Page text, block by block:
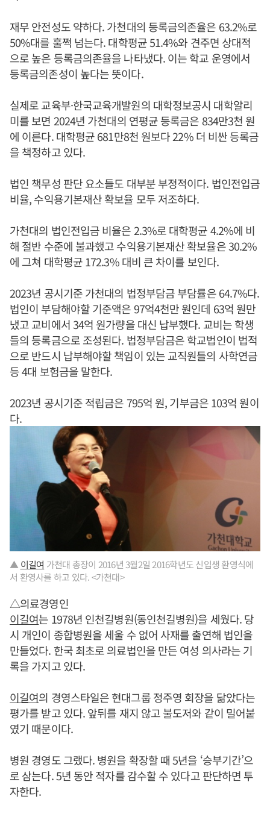
재무 안전성도 약하다. 가천대의 등록금의존율은 63.2%로
50%대를 훌쩍 넘는다. 대학평균 51.4%와 견주면 상대적
으로 높은 등록금의존율을 나타냈다. 이는 학교 운영에서
등록금의존성이 높다는 뜻이다.
실제로 교육부·한국교육개발원의 대학정보공시 대학알리
미를 보면 2024년 가천대의 연평균 등록금은 834만3천 원
에 이른다. 대학평균 681만8천 원보다 22% 더 비싼 등록금
을 책정하고 있다.
법인 책무성 판단 요소들도 대부분 부정적이다. 법인전입금
비율, 수익용기본재산 확보율 모두 저조하다.
가천대의 법인전입금 비율은 2.3%로 대학평균 4.2%에 비
해 절반 수준에 불과했고 수익용기본재산 확보율은 30.2%
에 그쳐 대학평균 172.3% 대비 큰 차이를 보인다.
2023년 공시기준 가천대의 법정부담금 부담률은 64.7%다.
법인이 부담해야할 기준액은 97억4천만 원인데 63억 원만
냈고 교비에서 34억 원가량을 대신 납부했다. 교비는 학생
들의 등록금으로 조성된다. 법정부담금은 학교법인이 법적
으로 반드시 납부해야할 책임이 있는 교직원들의 사학연금
등 4대 보험금을 말한다.
2023년 공시기준 적립금은 795억 원, 기부금은 103억 원이
다.
▲ 이길여 가천대 총장이 2016년 3월2일 2016학년도 신입생 환영식에
서 환영사를 하고 있다. <가천대>
△의료경영인
이길여는 1978년 인천길병원(동인천길병원)을 세웠다. 당
시 개인이 종합병원을 세울 수 없어 사재를 출연해 법인을
만들었다. 한국 최초로 의료법인을 만든 여성 의사라는 기
록을 가지고 있다.
이길여의 경영스타일은 현대그룹 정주영 회장을 닮았다는
평가를 받고 있다. 앞뒤를 재지 않고 불도저와 같이 밀어붙
였기 때문이다.
병원 경영도 그랬다. 병원을 확장할 때 5년을 ‘승부기간’으
로 삼는다. 5년 동안 적자를 감수할 수 있다고 판단하면 투
자한다.